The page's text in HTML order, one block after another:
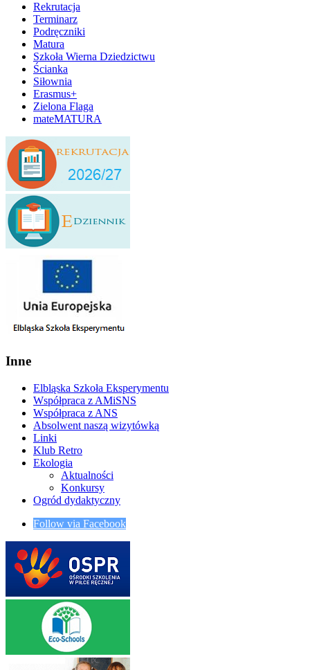
Rekrutacja
Terminarz
Podręczniki
Matura
Szkoła Wierna Dziedzictwu
Ścianka
Siłownia
Erasmus+
Zielona Flaga
mateMATURA
Inne
Elbląska Szkoła Eksperymentu
Współpraca z AMiSNS
Współpraca z ANS
Absolwent naszą wizytówką
Linki
Klub Retro
Ekologia
Aktualności
Konkursy
Ogród dydaktyczny
Follow via Facebook